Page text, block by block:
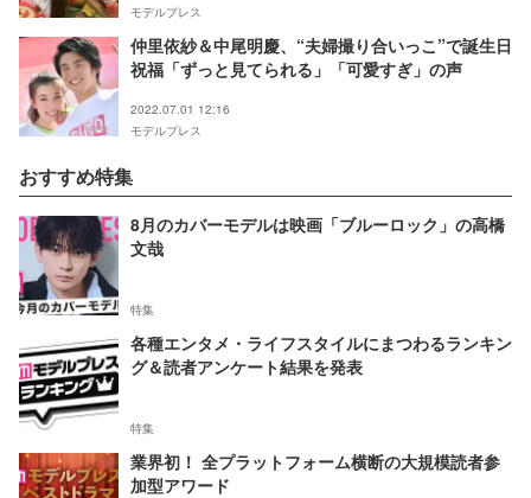
モデルプレス
仲里依紗＆中尾明慶、“夫婦撮り合いっこ”で誕生日
祝福「ずっと見てられる」「可愛すぎ」の声
2022.07.01 12:16
モデルプレス
おすすめ特集
8月のカバーモデルは映画「ブルーロック」の高橋
文哉
特集
各種エンタメ・ライフスタイルにまつわるランキン
グ＆読者アンケート結果を発表
特集
業界初！ 全プラットフォーム横断の大規模読者参
加型アワード